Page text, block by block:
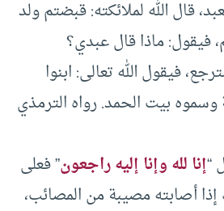
قال الله لملائكته: قبضتم ولد
فيقول: ماذا قال عبدي؟
فيقول الله تعالى: ابنوا
وسموه بيت الحمد. رواه الترمذي
“إنا لله وإنا إليه راجعون” فعلى
أصابته مصيبة من المصائب،